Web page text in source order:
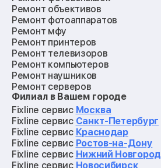
Ремонт объективов
Ремонт фотоаппаратов
Ремонт мфу
Ремонт принтеров
Ремонт телевизоров
Ремонт компьютеров
Ремонт наушников
Ремонт серверов
Ремонт мониторов
Ремонт квадрокоптеров
Ремонт электросамокатов
Ремонт материнских плат
Ремонт видеокарт
Ремонт кофемашин
Ремонт vr систем
Филиал в Вашем городе
Fixline сервис Москва
Fixline сервис Санкт-Петербург
Fixline сервис Краснодар
Fixline сервис Ростов-на-Дону
Fixline сервис Нижний Новгород
Fixline сервис Новосибирск